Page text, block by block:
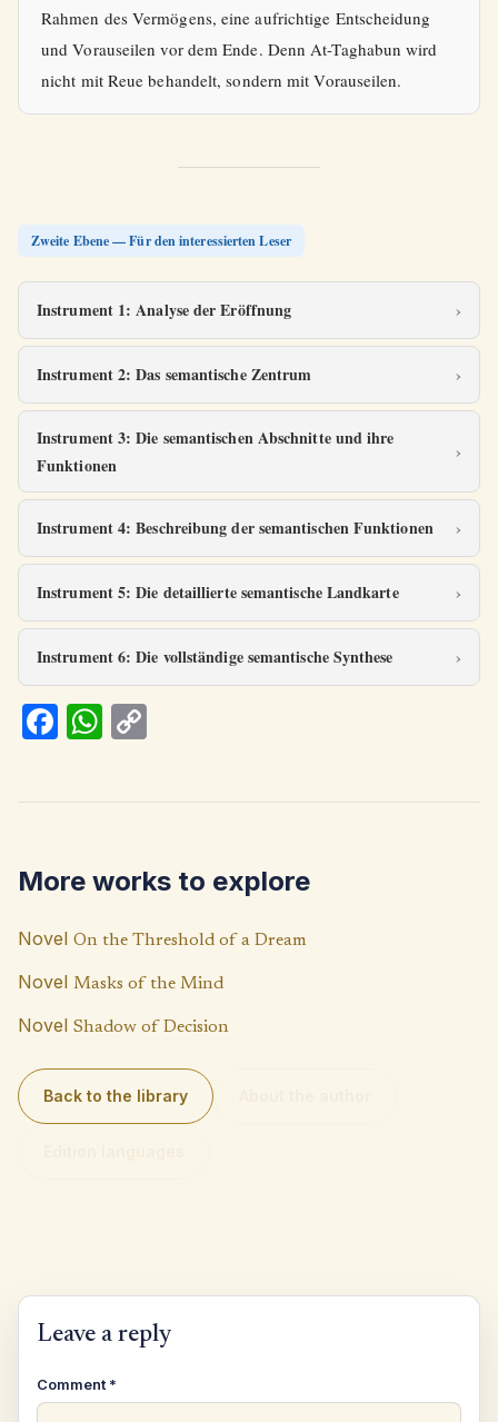
Rahmen des Vermögens, eine aufrichtige Entscheidung
und Vorauseilen vor dem Ende. Denn At-Taghabun wird
nicht mit Reue behandelt, sondern mit Vorauseilen.
Zweite Ebene — Für den interessierten Leser
Instrument 1: Analyse der Eröffnung
Instrument 2: Das semantische Zentrum
Instrument 3: Die semantischen Abschnitte und ihre
Funktionen
Instrument 4: Beschreibung der semantischen Funktionen
Instrument 5: Die detaillierte semantische Landkarte
Instrument 6: Die vollständige semantische Synthese
Fa
k
W
p
p
Li
n
k
More works to explore
Novel On the Threshold of a Dream
Novel Masks of the Mind
Novel Shadow of Decision
Back to the library
Leave a reply
Comment *